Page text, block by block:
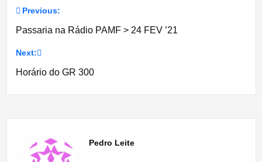
Navegação
artigos
Previous:
Passaria na Rádio PAMF > 24 FEV ’21
Next:
Horário do GR 300
Pedro Leite